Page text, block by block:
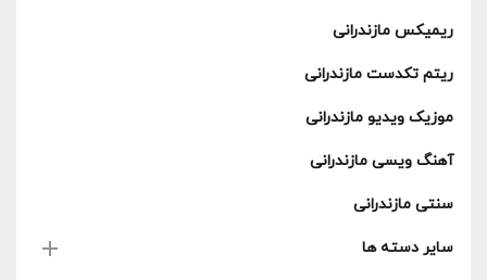
ریمیکس مازندرانی
ریتم تکدست مازندرانی
موزیک ویدیو مازندرانی
آهنگ ویسی مازندرانی
سنتی مازندرانی
سایر دسته ها